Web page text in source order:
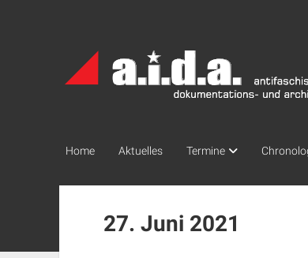
Archiv
München
Home Aktuelles Termine
27. Juni 2021